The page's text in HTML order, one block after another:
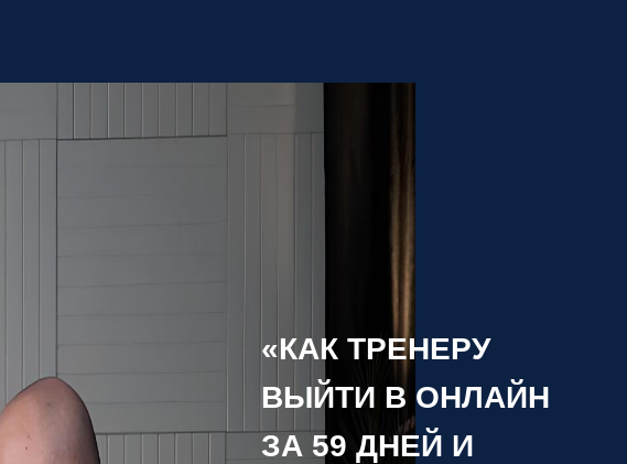
«КАК ТРЕНЕРУ
ВЫЙТИ В ОНЛАЙН
ЗА 59 ДНЕЙ И